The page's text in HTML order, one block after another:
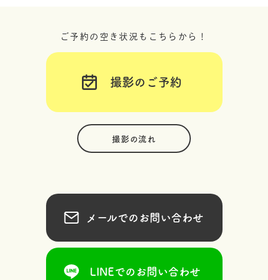
ご予約の空き状況もこちらから！
撮影のご予約
撮影の流れ
メールでのお問い合わせ
LINEでのお問い合わせ